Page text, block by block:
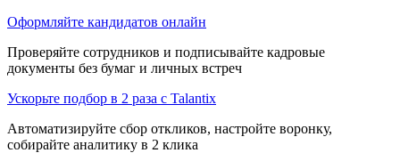
Оформляйте кандидатов онлайн
Проверяйте сотрудников и подписывайте кадровые
документы без бумаг и личных встреч
Ускорьте подбор в 2 раза с Talantix
Автоматизируйте сбор откликов, настройте воронку,
собирайте аналитику в 2 клика